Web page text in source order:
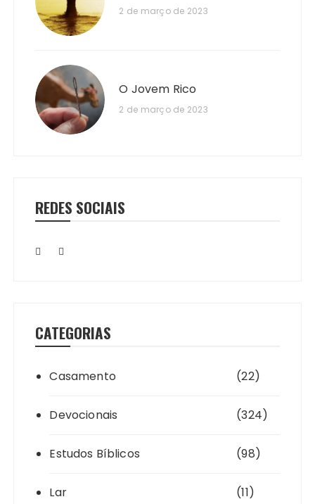
2 de março de 2023
O Jovem Rico
2 de março de 2023
REDES SOCIAIS
CATEGORIAS
Casamento (22)
Devocionais (324)
Estudos Bíblicos (98)
Lar (11)